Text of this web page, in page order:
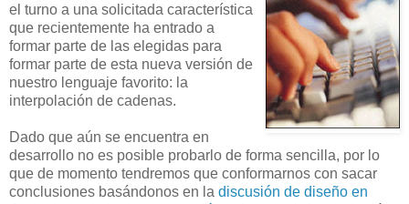
el turno a una solicitada característica
que recientemente ha entrado a
formar parte de las elegidas para
formar parte de esta nueva versión de
nuestro lenguaje favorito: la
interpolación de cadenas.
Dado que aún se encuentra en
desarrollo no es posible probarlo de forma sencilla, por lo
que de momento tendremos que conformarnos con sacar
conclusiones basándonos en la discusión de diseño en